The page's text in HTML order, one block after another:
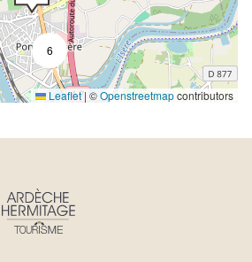
6
Leaflet | ©Openstreetmapcontributors